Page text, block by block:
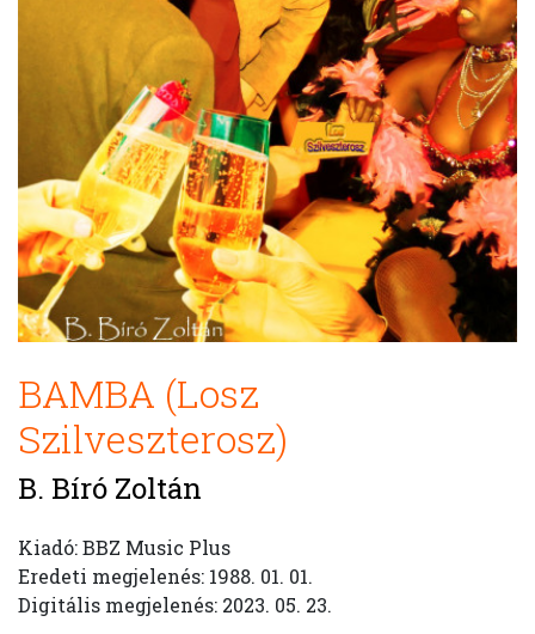
BAMBA (Losz
Szilveszterosz)
B. Bíró Zoltán
Kiadó: BBZ Music Plus
Eredeti megjelenés: 1988. 01. 01.
Digitális megjelenés: 2023. 05. 23.